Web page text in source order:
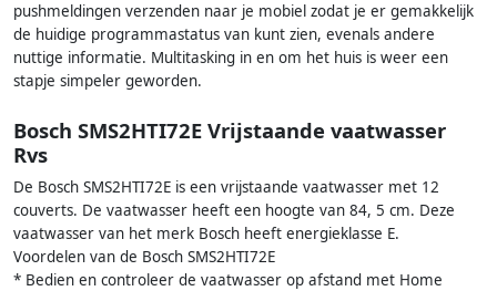
pushmeldingen verzenden naar je mobiel zodat je er gemakkelijk
de huidige programmastatus van kunt zien, evenals andere
nuttige informatie. Multitasking in en om het huis is weer een
stapje simpeler geworden.
Bosch SMS2HTI72E Vrijstaande vaatwasser
Rvs
De Bosch SMS2HTI72E is een vrijstaande vaatwasser met 12
couverts. De vaatwasser heeft een hoogte van 84, 5 cm. Deze
vaatwasser van het merk Bosch heeft energieklasse E.
Voordelen van de Bosch SMS2HTI72E
* Bedien en controleer de vaatwasser op afstand met Home